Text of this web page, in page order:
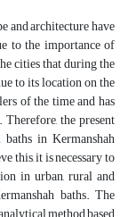
and architecture have
to the importance of
cities that during the
to its location on the
of the time and has
the present
in Kermanshah
this, it is necessary to
in urban, rural and
baths. The